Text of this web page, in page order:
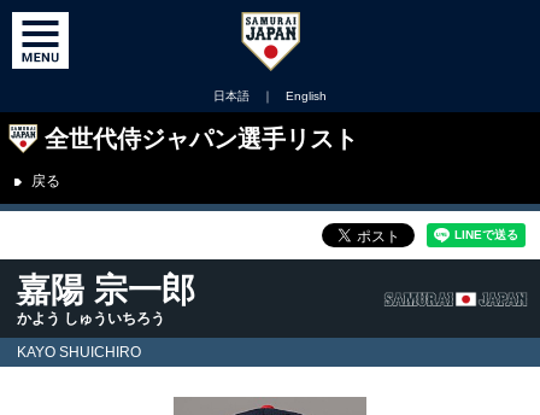
日本語 ｜ English
全世代侍ジャパン選手リスト
戻る
嘉陽 宗一郎
かよう しゅういちろう
KAYO SHUICHIRO